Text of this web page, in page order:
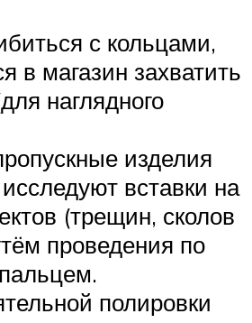
с кольцами,
в магазин захватить
наглядного
изделия
вставки на
(трещин, сколов
проведения по
полировки